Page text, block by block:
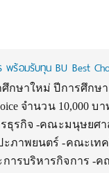
พร้อมรับทุน BU Best
กษาใหม่ ปีการศึกษ
จำนวน 10,000
รกิจ -คณะมนุษยศา
ภาพยนตร์ -คณะเท
ารบริหารกิจการ -